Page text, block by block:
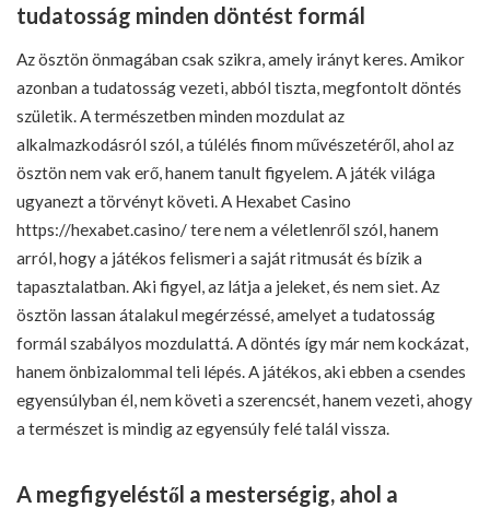
tudatosság minden döntést formál
Az ösztön önmagában csak szikra, amely irányt keres. Amikor
azonban a tudatosság vezeti, abból tiszta, megfontolt döntés
születik. A természetben minden mozdulat az
alkalmazkodásról szól, a túlélés finom művészetéről, ahol az
ösztön nem vak erő, hanem tanult figyelem. A játék világa
ugyanezt a törvényt követi. A Hexabet Casino
https://hexabet.casino/tere nem a véletlenről szól, hanem
arról, hogy a játékos felismeri a saját ritmusát és bízik a
tapasztalatban. Aki figyel, az látja a jeleket, és nem siet. Az
ösztön lassan átalakul megérzéssé, amelyet a tudatosság
formál szabályos mozdulattá. A döntés így már nem kockázat,
hanem önbizalommal teli lépés. A játékos, aki ebben a csendes
egyensúlyban él, nem követi a szerencsét, hanem vezeti, ahogy
a természet is mindig az egyensúly felé talál vissza.
A megfigyeléstől a mesterségig, ahol a